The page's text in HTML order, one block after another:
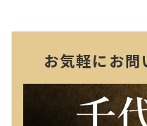
お気軽にお